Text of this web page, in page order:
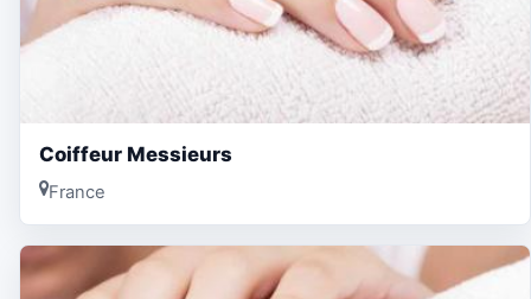
Coiffeur Messieurs
France